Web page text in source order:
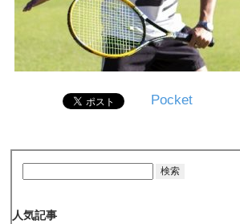
Pocket
人気記事